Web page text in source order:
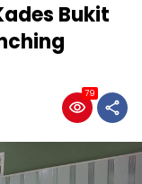
Bukit
79